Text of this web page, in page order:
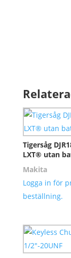
Tigersåg
LXT® utan
Makita
Logga in för
beställning.